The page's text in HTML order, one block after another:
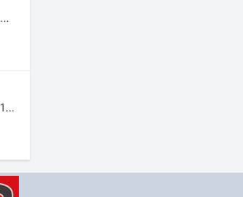
Dragon Ashが2月23日に東京・国立代々木競技場第一体育館でメジャーデビュー25周年を記念したスペシャルライブ「DRAGONASH 25th ANNIV. TOUR 22/23 ～ENTERTAIN～FINAL」を開催した。
LiSA初のライブ映像ベスト盤「LiVE is Smile Always～LiVE BEST 2011-2022 ＆ LADYBUG～」が、4月19日にリリースされることが決定した。